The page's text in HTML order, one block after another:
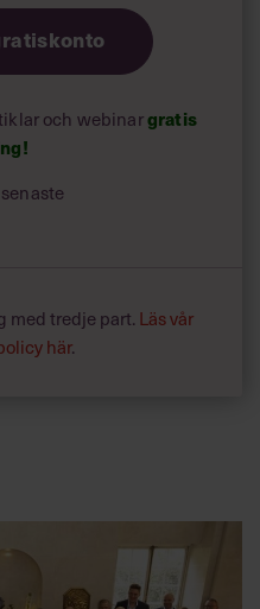
och webinargratis
med tredje part. Läs vår
här.